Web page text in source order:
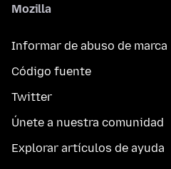
Mozilla
Informar de abuso de marca
Código fuente
Twitter
Únete a nuestra comunidad
Explorar artículos de ayuda